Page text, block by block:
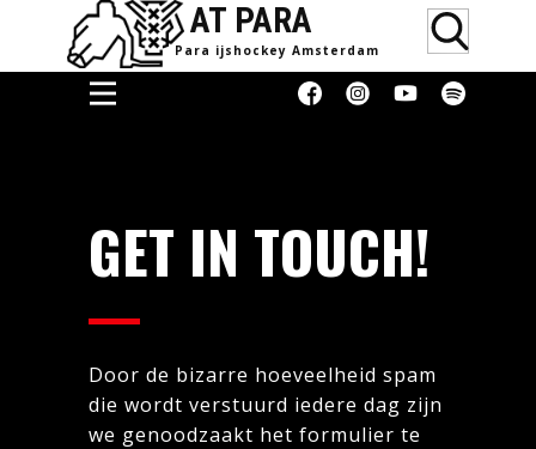
AT PARA
Para ijsho​ckey Amsterdam
Media &
Erkenning
Over
Blog
GET IN TOUCH!
Door de bizarre hoeveelheid spam
die wordt verstuurd iedere dag zijn
we genoodzaakt het formulier te